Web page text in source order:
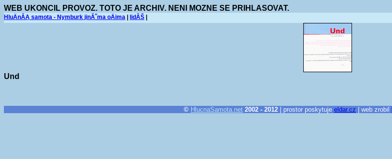
WEB UKONCIL PROVOZ. TOTO JE ARCHIV. NENI MOZNE SE PRIHLASOVAT.
HluÄnĂĄ samota - Nymburk jinĂ˝ma oÄima lidĂŠ
Und
© HlucnaSamota.net 2002 - 2012 | prostor poskytuje eldar.cz | web zrobil